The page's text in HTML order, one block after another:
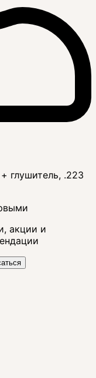
глушитель, .223
акции и